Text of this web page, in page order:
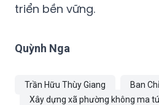
triển bền vững.
Quỳnh Nga
Trần Hữu Thùy Giang
Ban
Xây dựng xã phường không ma